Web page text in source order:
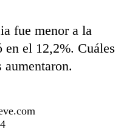
fue menor a la
en el 12,2%. Cuáles